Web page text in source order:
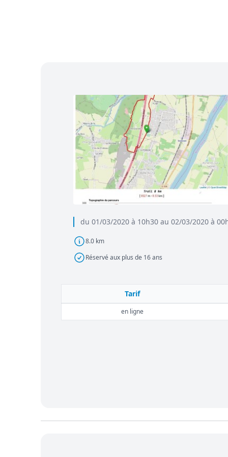
du 01/03/2020 à 10h30 au 02/03/2020 à
8.0 km
Réservé aux plus de 16 ans
Tarif
en ligne